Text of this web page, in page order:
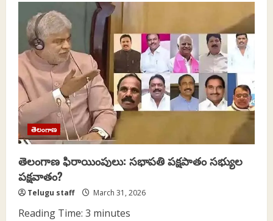
“ఉపా”
ఉరితాడు
కాదు…
బెయిల్
మినహాయింపు
కాదు..
తెలంగాణ
తెలంగాణ ఫిరాయింపులు: సభాపతి పక్షపాతం సభ్యుల
పక్షవాతం?
Telugu staff March 31, 2026
Reading Time: 3 minutes